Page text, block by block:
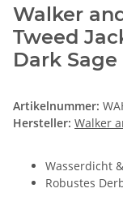
Walker
Tweed
Dark Sage
Artikelnummer:
Hersteller: Walker
Wasserdicht
Robustes